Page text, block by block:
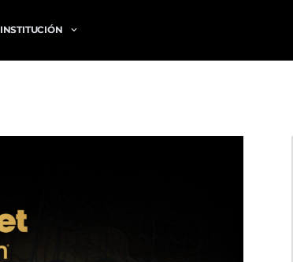
INSTITUCIÓN